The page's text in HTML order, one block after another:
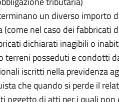
un diverso importo
nel caso dei fabbricati
dichiarati inagibili o
terreni posseduti e condotti
iscritti nella previdenza
che quando si perde il
oggetto di atti per i quali